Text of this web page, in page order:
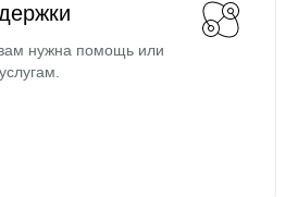
нужна помощь или